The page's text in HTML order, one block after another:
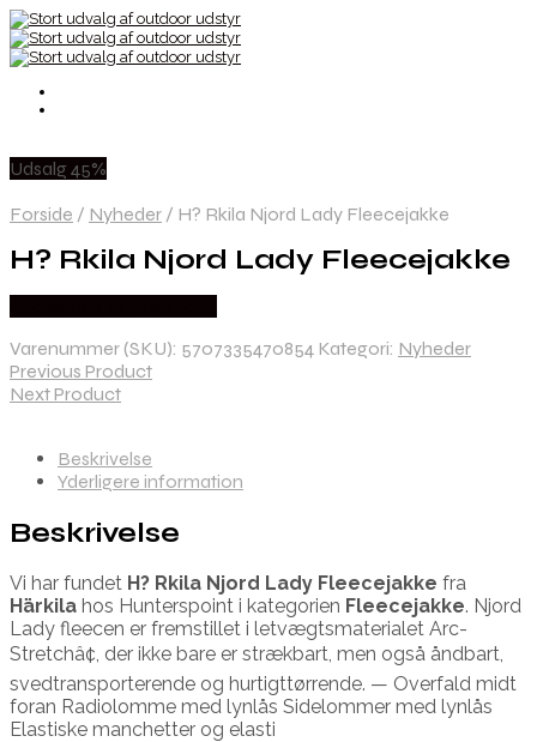
Udsalg 45%
Forside / Nyheder / H? Rkila Njord Lady Fleecejakke
H? Rkila Njord Lady Fleecejakke
Varenummer (SKU): 5707335470854 Kategori: Nyheder
Previous Product
Next Product
Beskrivelse
Yderligere information
Beskrivelse
Vi har fundet H? Rkila Njord Lady Fleecejakke fra
Härkila hos Hunterspoint i kategorien Fleecejakke. Njord
Lady fleecen er fremstillet i letvægtsmaterialet Arc-
Stretchâ¢, der ikke bare er strækbart, men også åndbart,
svedtransporterende og hurtigttørrende. — Overfald midt
foran Radiolomme med lynlås Sidelommer med lynlås
Elastiske manchetter og elasti